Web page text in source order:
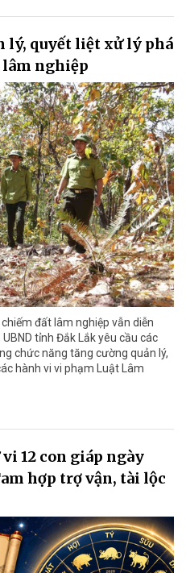
lý, quyết liệt xử lý phá
nghiệp
đất lâm nghiệp vẫn diễn
tỉnh Đắk Lắk yêu cầu các
chức năng tăng cường quản lý,
hành vi vi phạm Luật Lâm
12 con giáp ngày
hợp trợ vận, tài lộc